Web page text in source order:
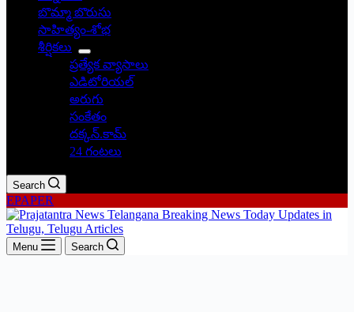
బొమ్మా బొరుసు
సాహిత్యం-శోభ
శీర్షికలు
ప్రత్యేక వ్యాసాలు
ఎడిటోరియల్
అరుగు
సంకేతం
దక్కన్.కామ్
24 గంటలు
Search
EPAPER
Menu Search